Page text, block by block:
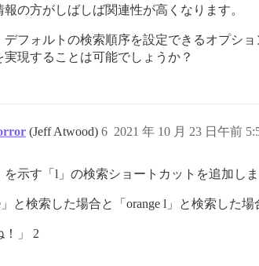
報の方がしばしば関連性が高くなります。
デフォルトの検索順序を設定できるオプシ
実現することは可能でしょうか？
(Jeff Atwood) 2021 年 10 月 23 日午前
6
を示す「l」の検索ショートカットを追加しま
」と検索した場合と「orange l」と検索した
！」 2